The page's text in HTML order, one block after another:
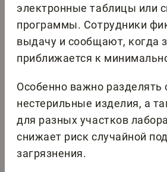
электронные таблицы или
программы. Сотрудники
выдачу и сообщают, когда
приближается к
Особенно важно разделять
нестерильные изделия, а
для разных участков
снижает риск случайной
загрязнения.